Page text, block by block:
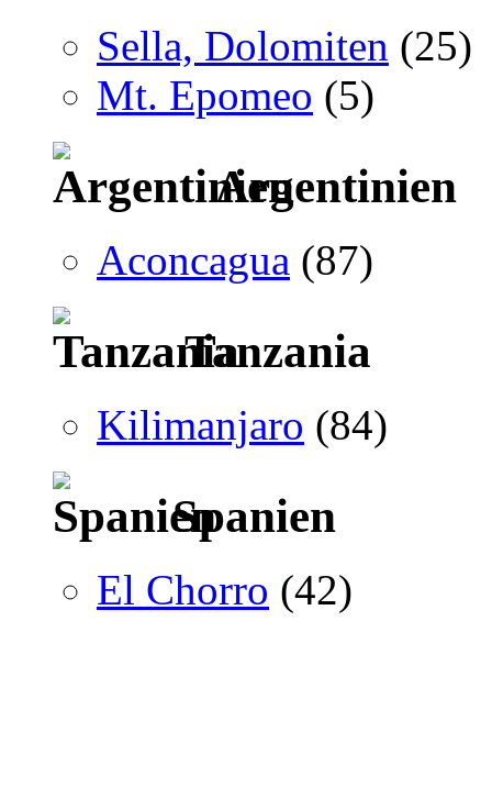
Sella, Dolomiten (25)
Mt. Epomeo (5)
Argentinien
Aconcagua (87)
Tanzania
Kilimanjaro (84)
Spanien
El Chorro (42)